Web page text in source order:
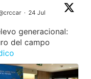
· 24 Jul
generacional:
del campo